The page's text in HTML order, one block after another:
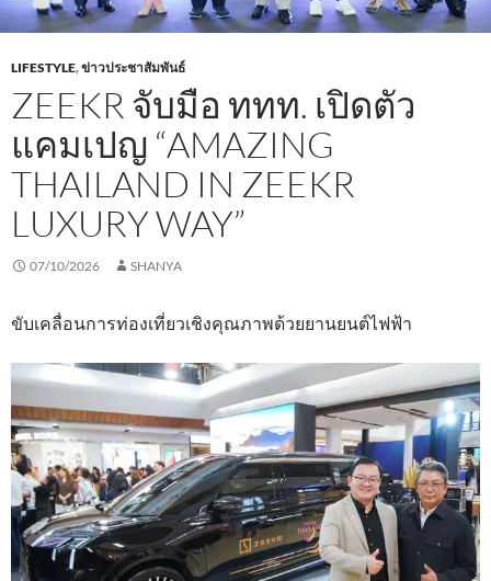
LIFESTYLE,ข่าวประชาสัมพันธ์
ZEEKR จับมือ ททท. เปิดตัว
แคมเปญ “AMAZING
THAILAND IN ZEEKR
LUXURY WAY”
07/10/2026 SHANYA
ขับเคลื่อนการท่องเที่ยวเชิงคุณภาพด้วยยานยนต์ไฟฟ้า